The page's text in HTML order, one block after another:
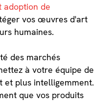
adoption de
vos œuvres d'art
humaines.
des marchés
à votre équipe de
plus intelligemment.
que vos produits